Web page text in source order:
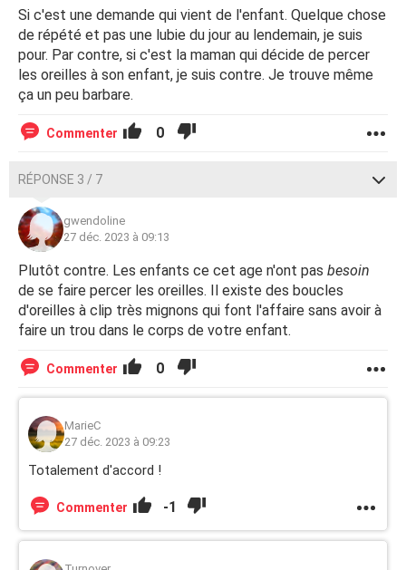
Si c'est une demande qui vient de l'enfant. Quelque chose
de répété et pas une lubie du jour au lendemain, je suis
pour. Par contre, si c'est la maman qui décide de percer
les oreilles à son enfant, je suis contre. Je trouve même
ça un peu barbare.
Commenter 0
RÉPONSE 3 / 7
gwendoline
27 déc. 2023 à 09:13
Plutôt contre. Les enfants ce cet age n'ont pas besoin
de se faire percer les oreilles. Il existe des boucles
d'oreilles à clip très mignons qui font l'affaire sans avoir à
faire un trou dans le corps de votre enfant.
Commenter 0
MarieC
27 déc. 2023 à 09:23
Totalement d'accord !
Commenter -1